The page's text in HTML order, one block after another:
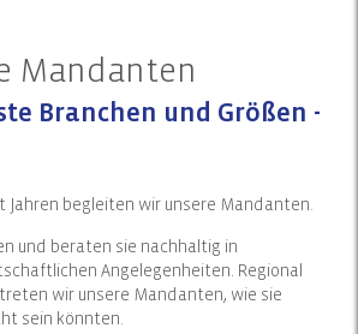
Mandanten
Branchen und Größen -
Jahren begleiten wir unsere Mandanten.
und beraten sie nachhaltig in
Angelegenheiten. Regional
wir unsere Mandanten, wie sie
sein könnten.